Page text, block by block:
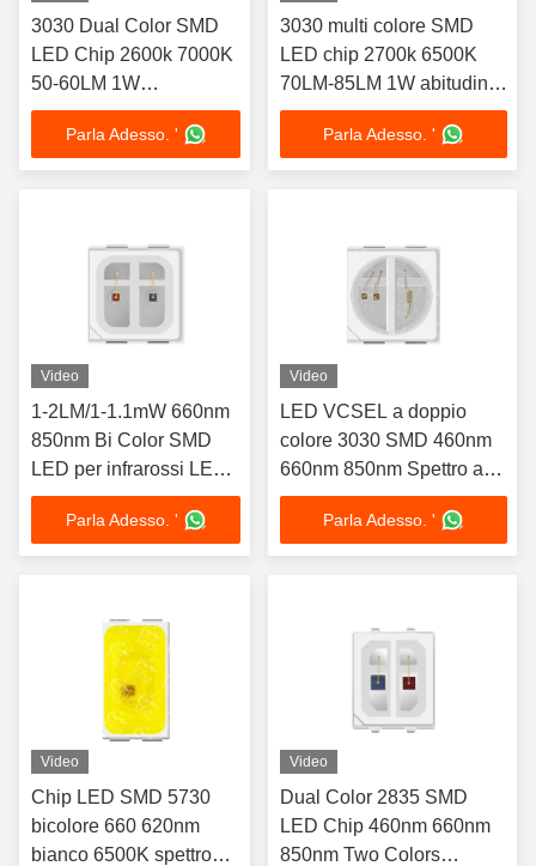
3030 Dual Color SMD
LED Chip 2600k 7000K
50-60LM 1W
Disponibile su misura
Parla Adesso. '
3030 multi colore SMD
LED chip 2700k 6500K
70LM-85LM 1W abitudine
Availabe
Parla Adesso. '
Video
1-2LM/1-1.1mW 660nm
850nm Bi Color SMD
LED per infrarossi LED
Dispositivo facciale per
la terapia della luce
rossa
Parla Adesso. '
Video
LED VCSEL a doppio
colore 3030 SMD 460nm
660nm 850nm Spettro a
due colori
personalizzabile 1W per
apparecchiature di
dimensioni, luci per saune
Parla Adesso. '
Video
Chip LED SMD 5730
bicolore 660 620nm
bianco 6500K spettro
Video
Dual Color 2835 SMD
LED Chip 460nm 660nm
850nm Two Colors